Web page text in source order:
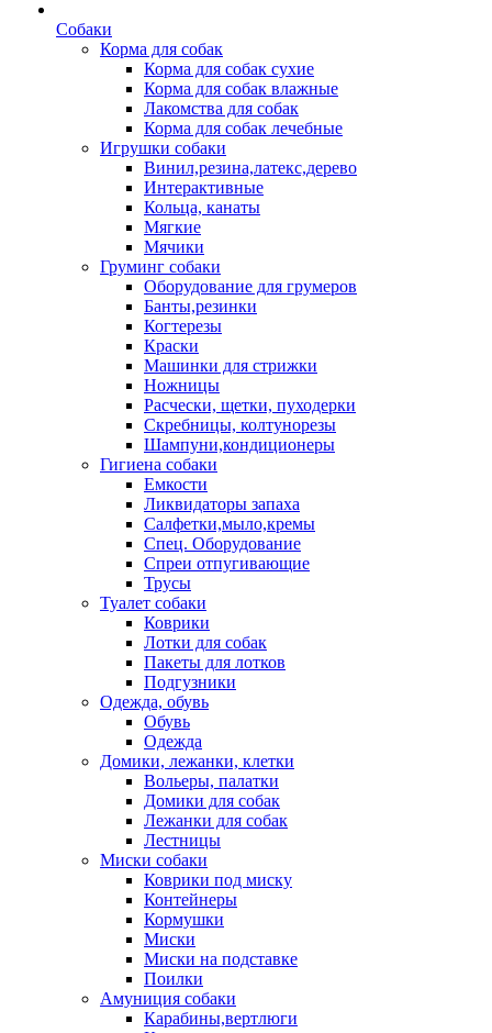
Собаки
Корма для собак
Корма для собак сухие
Корма для собак влажные
Лакомства для собак
Корма для собак лечебные
Игрушки собаки
Винил,резина,латекс,дерево
Интерактивные
Кольца, канаты
Мягкие
Мячики
Груминг собаки
Оборудование для грумеров
Банты,резинки
Когтерезы
Краски
Машинки для стрижки
Ножницы
Расчески, щетки, пуходерки
Скребницы, колтунорезы
Шампуни,кондиционеры
Гигиена собаки
Емкости
Ликвидаторы запаха
Салфетки,мыло,кремы
Спец. Оборудование
Спреи отпугивающие
Трусы
Туалет собаки
Коврики
Лотки для собак
Пакеты для лотков
Подгузники
Одежда, обувь
Обувь
Одежда
Домики, лежанки, клетки
Вольеры, палатки
Домики для собак
Лежанки для собак
Лестницы
Миски собаки
Коврики под миску
Контейнеры
Кормушки
Миски
Миски на подставке
Поилки
Амуниция собаки
Карабины,вертлюги